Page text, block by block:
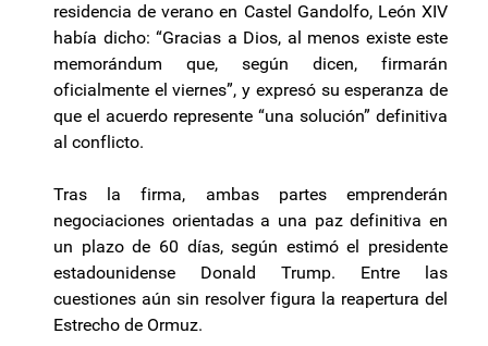
residencia de verano en Castel Gandolfo, León XIV
había dicho: “Gracias a Dios, al menos existe este
memorándum que, según dicen, firmarán
oficialmente el viernes”, y expresó su esperanza de
que el acuerdo represente “una solución” definitiva
al conflicto.
Tras la firma, ambas partes emprenderán
negociaciones orientadas a una paz definitiva en
un plazo de 60 días, según estimó el presidente
estadounidense Donald Trump. Entre las
cuestiones aún sin resolver figura la reapertura del
Estrecho de Ormuz.